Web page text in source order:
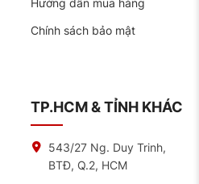
Hướng dẫn mua hàng
Chính sách bảo mật
TP.HCM & TỈNH KHÁC
543/27 Ng. Duy Trinh,
BTĐ, Q.2, HCM